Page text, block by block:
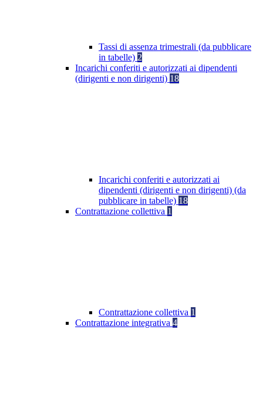
Tassi di assenza trimestrali (da pubblicare
in tabelle) 2
Incarichi conferiti e autorizzati ai dipendenti
(dirigenti e non dirigenti) 18
Incarichi conferiti e autorizzati ai
dipendenti (dirigenti e non dirigenti) (da
pubblicare in tabelle) 18
Contrattazione collettiva 1
Contrattazione collettiva 1
Contrattazione integrativa 4